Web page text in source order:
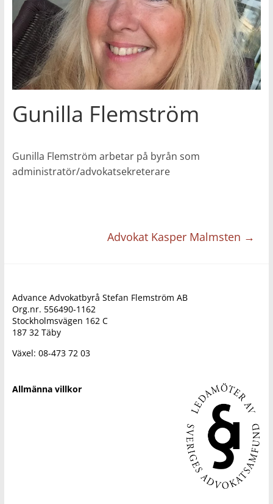
Gunilla Flemström
Gunilla Flemström arbetar på byrån som
administratör/advokatsekreterare
Advokat Kasper Malmsten →
Advance Advokatbyrå Stefan Flemström AB
Org.nr. 556490-1162
Stockholmsvägen 162 C
187 32 Täby
Växel: 08-473 72 03
Allmänna villkor